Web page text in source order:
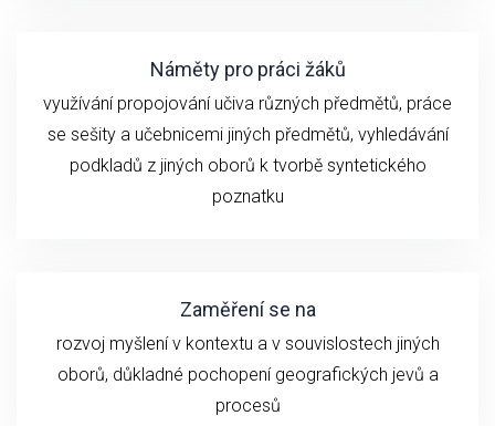
Náměty pro práci žáků
využívání propojování učiva různých předmětů, práce
se sešity a učebnicemi jiných předmětů, vyhledávání
podkladů z jiných oborů k tvorbě syntetického
poznatku
Zaměření se na
rozvoj myšlení v kontextu a v souvislostech jiných
oborů, důkladné pochopení geografických jevů a
procesů